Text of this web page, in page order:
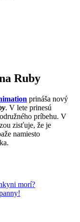
Ruby
prináša nový
. V lete prinesú
príbehu. V
zisťuje, že je
namiesto
morí?